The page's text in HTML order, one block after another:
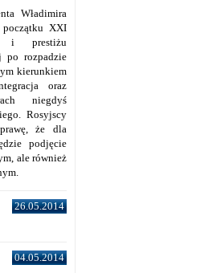
Władimira
XXI
i prestiżu
po rozpadzie
kierunkiem
oraz
niegdyś
Rosyjscy
że dla
podjęcie
ale również
26.05.2014
04.05.2014